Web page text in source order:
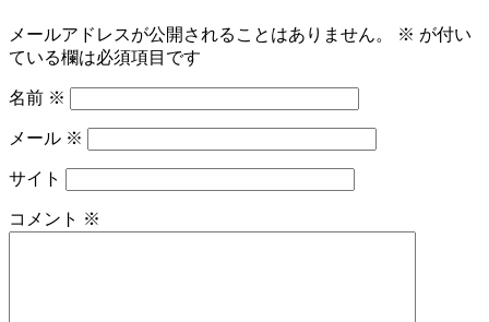
メールアドレスが公開されることはありません。 ※ が付い
ている欄は必須項目です
名前 ※
メール ※
サイト
コメント ※